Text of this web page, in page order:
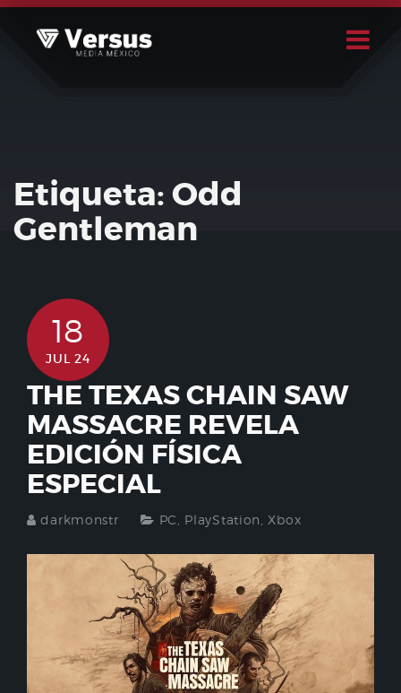
Skip
Etiqueta:Odd
Gentleman
18
JUL 24
THE TEXAS CHAIN SAW
MASSACRE REVELA
EDICIÓN FÍSICA
ESPECIAL
darkmonstr PC PlayStation Xbox